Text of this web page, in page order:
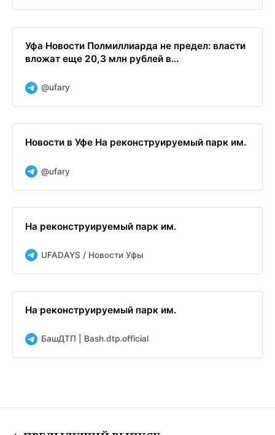
планируется открыть к Дню Республики
Уфа Новости Полмиллиарда не предел: власти
вложат еще 20,3 млн рублей в...
@ufary
Новости в Уфе На реконструируемый парк им.
@ufary
На реконструируемый парк им.
UFADAYS / Новости Уфы
На реконструируемый парк им.
БашДТП | Bash.dtp.official